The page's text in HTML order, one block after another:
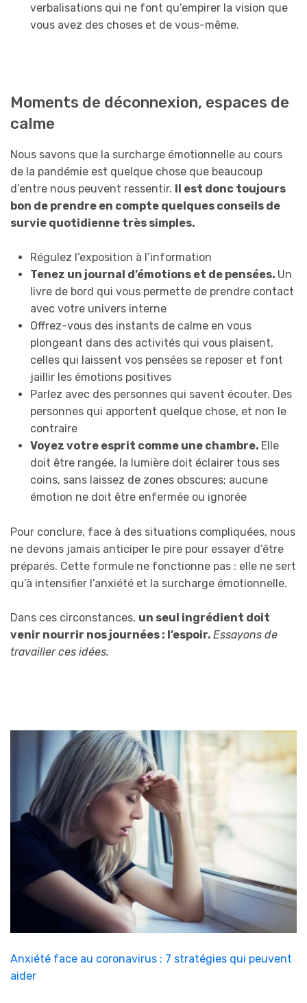
verbalisations qui ne font qu’empirer la vision que
vous avez des choses et de vous-même.
Moments de déconnexion, espaces de
calme
Nous savons que la surcharge émotionnelle au cours
de la pandémie est quelque chose que beaucoup
d’entre nous peuvent ressentir. Il est donc toujours
bon de prendre en compte quelques conseils de
survie quotidienne très simples.
Régulez l’exposition à l’information
Tenez un journal d’émotions et de pensées. Un
livre de bord qui vous permette de prendre contact
avec votre univers interne
Offrez-vous des instants de calme en vous
plongeant dans des activités qui vous plaisent,
celles qui laissent vos pensées se reposer et font
jaillir les émotions positives
Parlez avec des personnes qui savent écouter. Des
personnes qui apportent quelque chose, et non le
contraire
Voyez votre esprit comme une chambre. Elle
doit être rangée, la lumière doit éclairer tous ses
coins, sans laissez de zones obscures; aucune
émotion ne doit être enfermée ou ignorée
Pour conclure, face à des situations compliquées, nous
ne devons jamais anticiper le pire pour essayer d’être
préparés. Cette formule ne fonctionne pas : elle ne sert
qu’à intensifier l’anxiété et la surcharge émotionnelle.
Dans ces circonstances, un seul ingrédient doit
venir nourrir nos journées : l’espoir. Essayons de
travailler ces idées.
Anxiété face au coronavirus : 7 stratégies qui peuvent
aider